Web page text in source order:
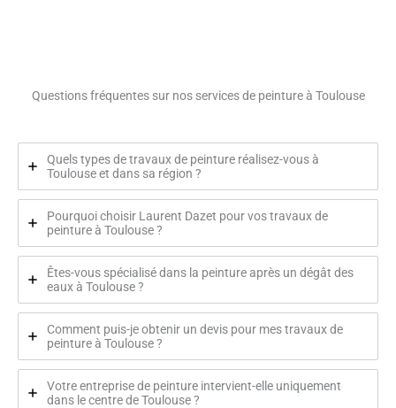
Questions fréquentes sur nos services de peinture à Toulouse
Quels types de travaux de peinture réalisez-vous à
Toulouse et dans sa région ?
Pourquoi choisir Laurent Dazet pour vos travaux de
peinture à Toulouse ?
Êtes-vous spécialisé dans la peinture après un dégât des
eaux à Toulouse ?
Comment puis-je obtenir un devis pour mes travaux de
peinture à Toulouse ?
Votre entreprise de peinture intervient-elle uniquement
dans le centre de Toulouse ?